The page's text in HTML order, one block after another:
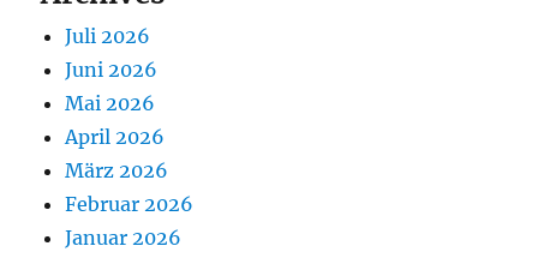
Juli 2026
Juni 2026
Mai 2026
April 2026
März 2026
Februar 2026
Januar 2026